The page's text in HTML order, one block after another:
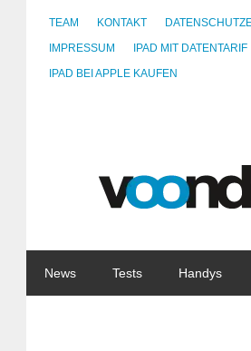
TEAM KONTAKT
IMPRESSUM
IPAD MIT DATENTARIF
IPAD BEI APPLE KAUFEN
News Tests Handys